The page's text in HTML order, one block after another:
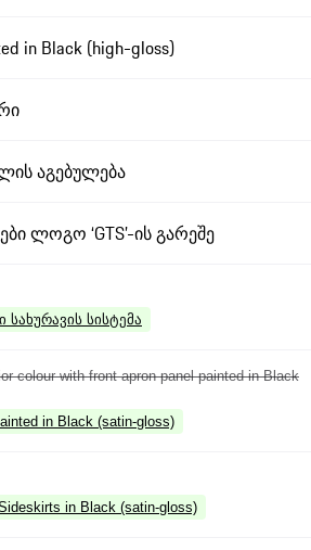
in Black (high-gloss)
აგებულება
ლოგო ‘GTS’-ის გარეშე
სისტემა
colour with front apron panel painted in Black
in Black (satin-gloss)
in Black (satin-gloss)